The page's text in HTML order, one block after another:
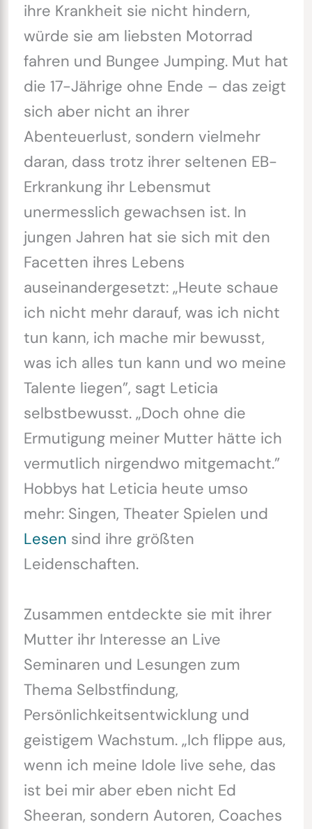
ihre Krankheit sie nicht hindern,
würde sie am liebsten Motorrad
fahren und Bungee Jumping. Mut hat
die 17-Jährige ohne Ende – das zeigt
sich aber nicht an ihrer
Abenteuerlust, sondern vielmehr
daran, dass trotz ihrer seltenen EB-
Erkrankung ihr Lebensmut
unermesslich gewachsen ist. In
jungen Jahren hat sie sich mit den
Facetten ihres Lebens
auseinandergesetzt: „Heute schaue
ich nicht mehr darauf, was ich nicht
tun kann, ich mache mir bewusst,
was ich alles tun kann und wo meine
Talente liegen”, sagt Leticia
selbstbewusst. „Doch ohne die
Ermutigung meiner Mutter hätte ich
vermutlich nirgendwo mitgemacht.”
Hobbys hat Leticia heute umso
mehr: Singen, Theater Spielen und
Lesen sind ihre größten
Leidenschaften.
Zusammen entdeckte sie mit ihrer
Mutter ihr Interesse an Live
Seminaren und Lesungen zum
Thema Selbstfindung,
Persönlichkeitsentwicklung und
geistigem Wachstum. „Ich flippe aus,
wenn ich meine Idole live sehe, das
ist bei mir aber eben nicht Ed
Sheeran, sondern Autoren, Coaches